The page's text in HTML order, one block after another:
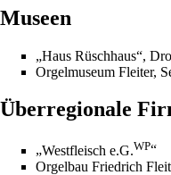
Museen
„Haus Rüschhaus“,
Orgelmuseum Fleiter,
Überregionale
„Westfleisch e.G.WP“
Orgelbau Friedrich